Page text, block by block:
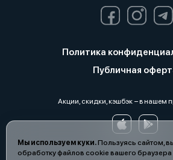
Мы используем куки.Пользуясь сайтом,
обработку файлов cookie вашего браузера
Политика
Публичная
Акции, скидки, кэшбэк − в нашем